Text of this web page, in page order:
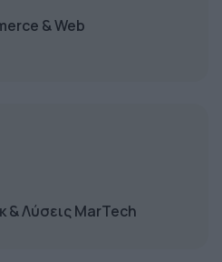
& Web
& Λύσεις MarTech